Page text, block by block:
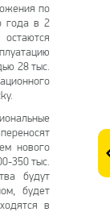
по
года в 2
28 тыс.
нового
350 тыс.
будут
будет
в